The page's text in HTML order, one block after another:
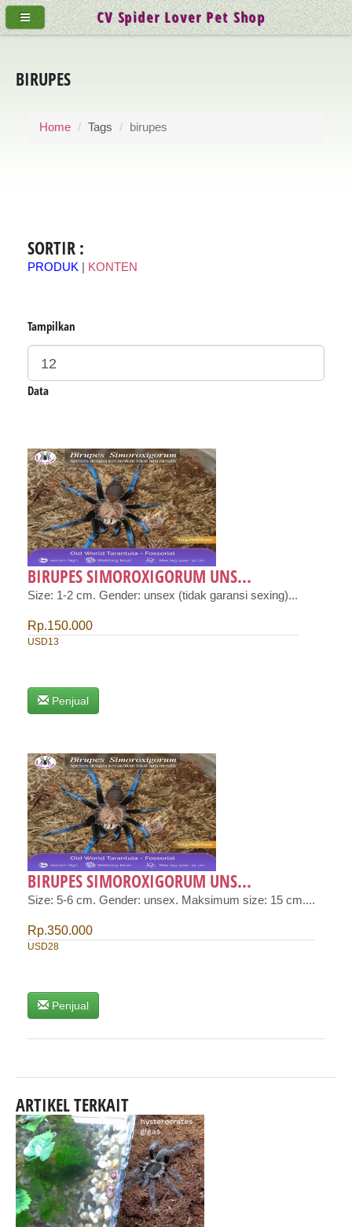
BIRUPES
Home Tags birupes
SORTIR :
PRODUK KONTEN
Tampilkan
Data
BIRUPES SIMOROXIGORUM UNS...
Size: 1-2 cm. Gender: unsex (tidak garansi sexing)...
Rp.150.000
USD13
Penjual
BIRUPES SIMOROXIGORUM UNS...
Size: 5-6 cm. Gender: unsex. Maksimum size: 15 cm....
Rp.350.000
USD28
Penjual
ARTIKEL TERKAIT
CV Spider Lover Pet Shop